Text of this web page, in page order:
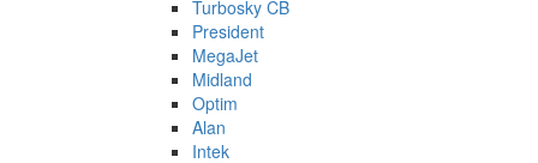
Turbosky CB
President
MegaJet
Midland
Optim
Alan
Intek